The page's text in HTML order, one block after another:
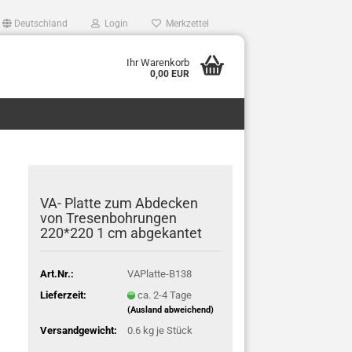
Deutschland Login Merkzettel
Ihr Warenkorb
0,00 EUR
VA- Platte zum Abdecken
von Tresenbohrungen
220*220 1 cm abgekantet
Art.Nr.:
VAPlatte-B138
Lieferzeit:
ca. 2-4 Tage
(Ausland abweichend)
Versandgewicht: 0.6kg je Stück